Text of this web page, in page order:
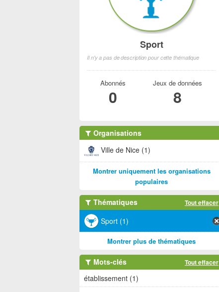
Sport
Il n'y a pas de description pour cette thématique
Abonnés
0
Jeux de données
8
Organisations
Ville de Nice (1)
Montrer uniquement les organisations
populaires
Thématiques Tout effacer
Sport (1)
Montrer plus de thématiques
Mots-clés Tout effacer
établissement (1)